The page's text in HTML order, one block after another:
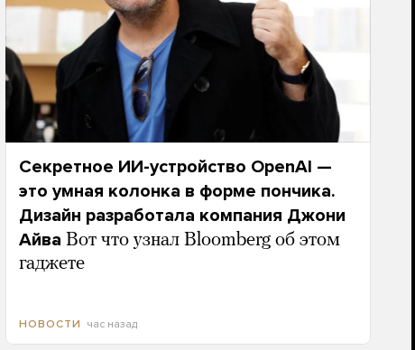
Секретное ИИ-устройство OpenAI —
это умная колонка в форме пончика.
Дизайн разработала компания Джони
Айва Вот что узнал Bloomberg об этом
гаджете
НОВОСТИ час назад